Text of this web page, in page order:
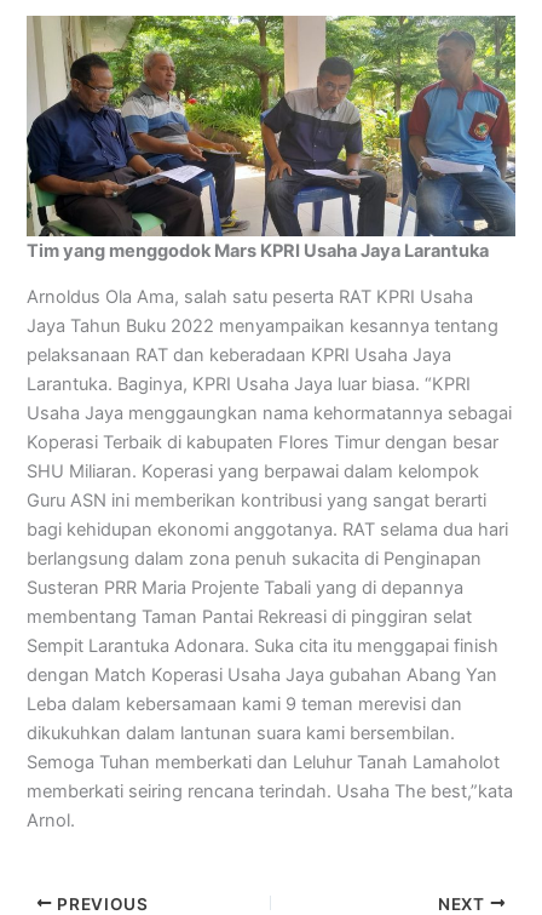
Tim yang menggodok Mars KPRI Usaha Jaya Larantuka
Arnoldus Ola Ama, salah satu peserta RAT KPRI Usaha
Jaya Tahun Buku 2022 menyampaikan kesannya tentang
pelaksanaan RAT dan keberadaan KPRI Usaha Jaya
Larantuka. Baginya, KPRI Usaha Jaya luar biasa. “KPRI
Usaha Jaya menggaungkan nama kehormatannya sebagai
Koperasi Terbaik di kabupaten Flores Timur dengan besar
SHU Miliaran. Koperasi yang berpawai dalam kelompok
Guru ASN ini memberikan kontribusi yang sangat berarti
bagi kehidupan ekonomi anggotanya. RAT selama dua hari
berlangsung dalam zona penuh sukacita di Penginapan
Susteran PRR Maria Projente Tabali yang di depannya
membentang Taman Pantai Rekreasi di pinggiran selat
Sempit Larantuka Adonara. Suka cita itu menggapai finish
dengan Match Koperasi Usaha Jaya gubahan Abang Yan
Leba dalam kebersamaan kami 9 teman merevisi dan
dikukuhkan dalam lantunan suara kami bersembilan.
Semoga Tuhan memberkati dan Leluhur Tanah Lamaholot
memberkati seiring rencana terindah. Usaha The best,”kata
Arnol.
PREVIOUS NEXT